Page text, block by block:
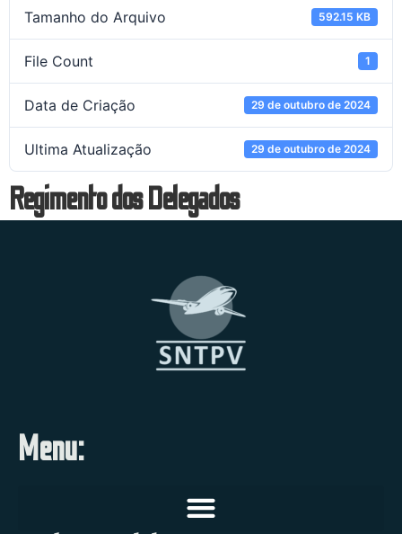
Tamanho do Arquivo 592.15 KB
File Count 1
Data de Criação 29 de outubro de 2024
Ultima Atualização 29 de outubro de 2024
Regimento dos Delegados
Menu: